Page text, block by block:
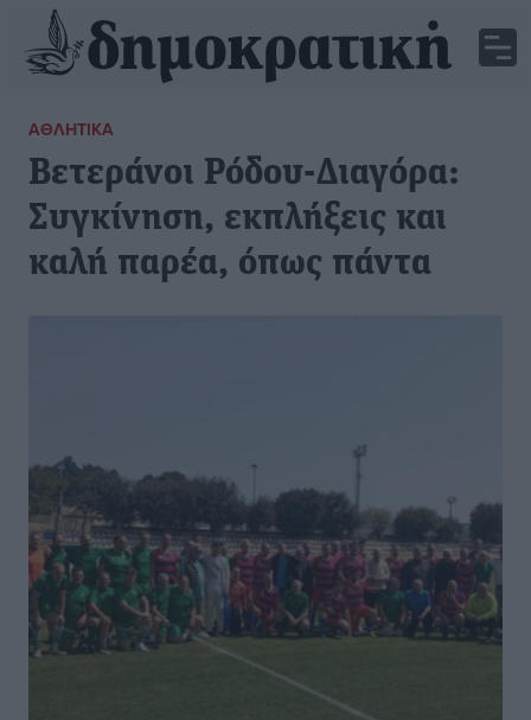
ΑΘΛΗΤΙΚΆ
Βετεράνοι Ρόδου-Διαγόρα:
Συγκίνηση, εκπλήξεις και
καλή παρέα, όπως πάντα